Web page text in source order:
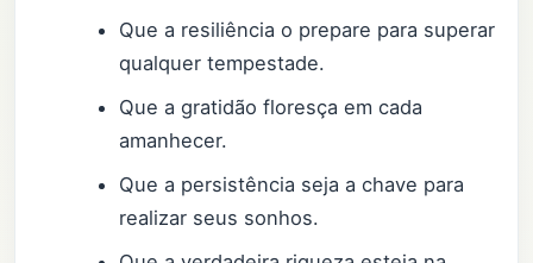
Que a resiliência o prepare para superar
qualquer tempestade.
Que a gratidão floresça em cada
amanhecer.
Que a persistência seja a chave para
realizar seus sonhos.